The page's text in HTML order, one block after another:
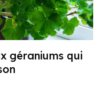
géraniums qui